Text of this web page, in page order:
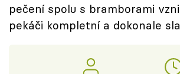
pečení spolu s bramborami
pekáči kompletní a dokonale